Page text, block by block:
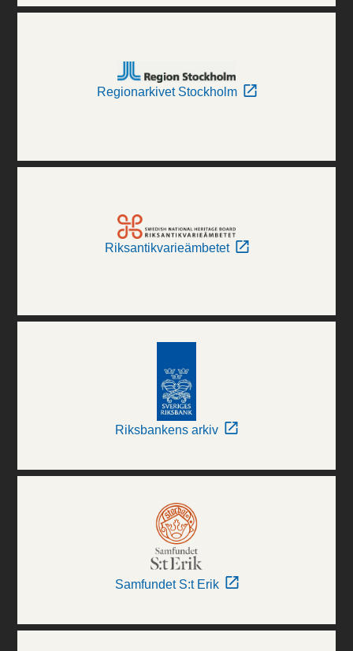
Regionarkivet Stockholm
Riksantikvarieämbetet
Riksbankens arkiv
Samfundet S:t Erik